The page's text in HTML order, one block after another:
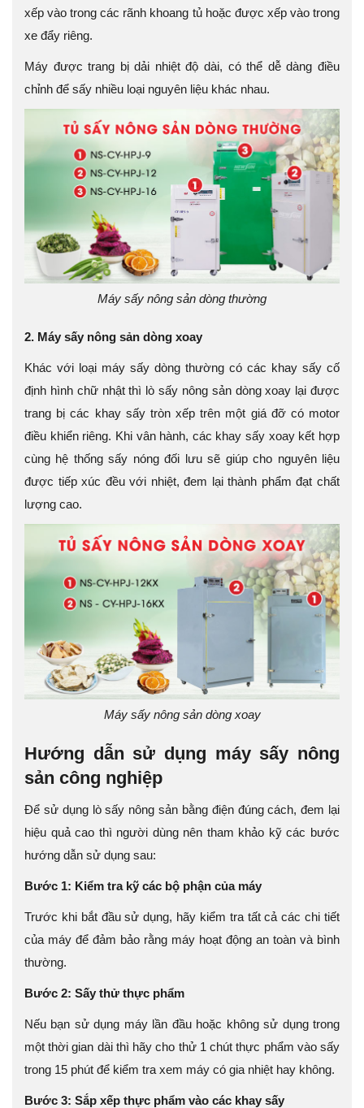
xếp vào trong các rãnh khoang tủ hoặc được xếp vào trong
xe đẩy riêng.
Máy được trang bị dải nhiệt độ dài, có thể dễ dàng điều
chỉnh để sấy nhiều loại nguyên liệu khác nhau.
Máy sấy nông sản dòng thường
2. Máy sấy nông sản dòng xoay
Khác với loại máy sấy dòng thường có các khay sấy cố
định hình chữ nhật thì lò sấy nông sản dòng xoay lại được
trang bị các khay sấy tròn xếp trên một giá đỡ có motor
điều khiển riêng. Khi vân hành, các khay sấy xoay kết hợp
cùng hệ thống sấy nóng đối lưu sẽ giúp cho nguyên liệu
được tiếp xúc đều với nhiệt, đem lại thành phẩm đạt chất
lượng cao.
Máy sấy nông sản dòng xoay
Hướng dẫn sử dụng máy sấy nông
sản công nghiệp
Để sử dụng lò sấy nông sản bằng điện đúng cách, đem lại
hiệu quả cao thì người dùng nên tham khảo kỹ các bước
hướng dẫn sử dụng sau:
Bước 1: Kiểm tra kỹ các bộ phận của máy
Trước khi bắt đầu sử dụng, hãy kiểm tra tất cả các chi tiết
của máy để đảm bảo rằng máy hoạt động an toàn và bình
thường.
Bước 2: Sấy thử thực phẩm
Nếu bạn sử dụng máy lần đầu hoặc không sử dụng trong
một thời gian dài thì hãy cho thử 1 chút thực phẩm vào sấy
trong 15 phút để kiểm tra xem máy có gia nhiệt hay không.
Bước 3: Sắp xếp thực phẩm vào các khay sấy